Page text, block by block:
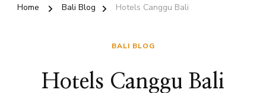
Home Bali Blog Hotels Canggu Bali
BALI BLOG
Hotels Canggu Bali